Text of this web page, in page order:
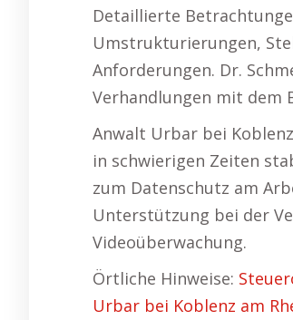
Detaillierte
Umstrukturierungen,
Anforderungen. Dr.
Verhandlungen mit dem
Anwalt Urbar bei
in schwierigen Zeiten
zum Datenschutz am
Unterstützung bei der
Videoüberwachung.
Örtliche Hinweise:
Urbar bei Koblenz am